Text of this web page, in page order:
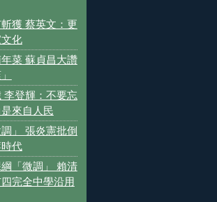
獲 蔡英文：更
化
菜 蘇貞昌大讚
李登輝：不要忘
來自人民
」 張炎憲批倒
代
「微調」 賴清
完全中學沿用